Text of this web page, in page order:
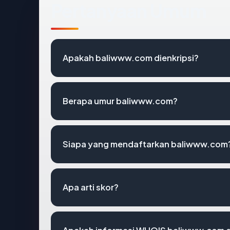
Apakah baliwww.com dienkripsi?
Berapa umur baliwww.com?
Siapa yang mendaftarkan
Apa arti skor?